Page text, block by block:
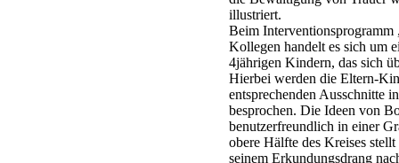
illustriert.
Beim
Kollegen handelt es sich um
4jährigen Kindern, das sich
Hierbei werden die Eltern-
entsprechenden Ausschnitte
besprochen. Die Ideen von
benutzerfreundlich in einer
obere Hälfte des Kreises
seinem Erkundungsdrang